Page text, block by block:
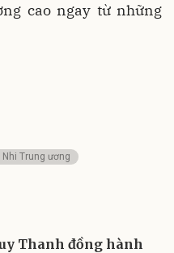
cao ngay từ những
Nhi Trung ương
Thanh đồng hành